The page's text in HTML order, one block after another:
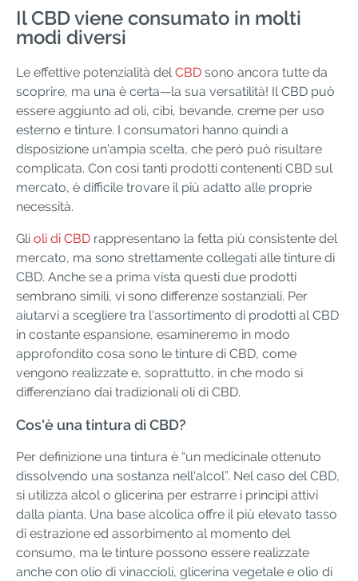
Il CBD viene consumato in molti
modi diversi
Le effettive potenzialità delCBD sono ancora tutte da
scoprire, ma una è certa—la sua versatilità! Il CBD può
essere aggiunto ad oli, cibi, bevande, creme per uso
esterno e tinture. I consumatori hanno quindi a
disposizione un'ampia scelta, che però può risultare
complicata. Con così tanti prodotti contenenti CBD sul
mercato, è difficile trovare il più adatto alle proprie
necessità.
Gli oli di CBD rappresentano la fetta più consistente del
mercato, ma sono strettamente collegati alle tinture di
CBD. Anche se a prima vista questi due prodotti
sembrano simili, vi sono differenze sostanziali. Per
aiutarvi a scegliere tra l'assortimento di prodotti al CBD
in costante espansione, esamineremo in modo
approfondito cosa sono le tinture di CBD, come
vengono realizzate e, soprattutto, in che modo si
differenziano dai tradizionali oli di CBD.
Cos'è una tintura di CBD?
Per definizione una tintura è “un medicinale ottenuto
dissolvendo una sostanza nell'alcol”. Nel caso del CBD,
si utilizza alcol o glicerina per estrarre i principi attivi
dalla pianta. Una base alcolica offre il più elevato tasso
di estrazione ed assorbimento al momento del
consumo, ma le tinture possono essere realizzate
anche con olio di vinaccioli, glicerina vegetale e olio di